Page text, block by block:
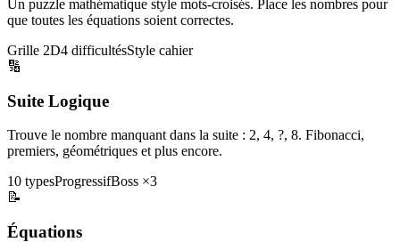
Un puzzle mathématique style mots-croisés. Place les nombres pour
que toutes les équations soient correctes.
Grille 2D4 difficultésStyle cahier
🔢
Suite Logique
Trouve le nombre manquant dans la suite : 2, 4, ?, 8. Fibonacci,
premiers, géométriques et plus encore.
10 typesProgressifBoss ×3
📝
Équations